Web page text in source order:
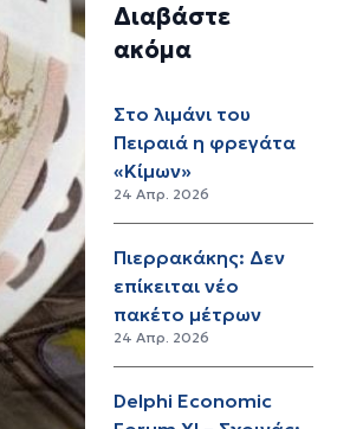
Διαβάστε
ακόμα
Στο λιμάνι του
Πειραιά η φρεγάτα
«Κίμων»
24 Απρ. 2026
Πιερρακάκης: Δεν
επίκειται νέο
πακέτο μέτρων
24 Απρ. 2026
Delphi Economic